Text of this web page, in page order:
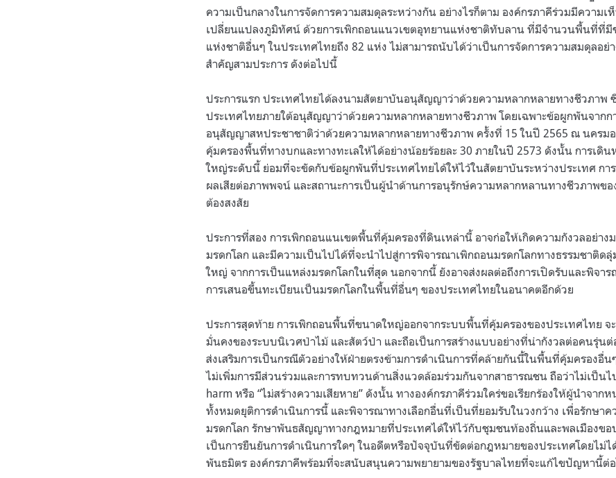
ความเป็นกลางในการจัดการความสมดุลระหว่างกัน อย่างไรก็ตาม องค์กรภาคีร่วมมีความเ
เปลี่ยนแปลงภูมิทัศน์ ด้วยการเพิกถอนแนวเขตอุทยานแห่งชาติทับลาน ที่มีจำนวนพื้นที่ที่
แห่งชาติอื่นๆ ในประเทศไทยถึง 82 แห่ง ไม่สามารถนับได้ว่าเป็นการจัดการความสมดุลอย่
สำคัญสามประการ ดังต่อไปนี้
ประการแรก ประเทศไทยได้ลงนามสัตยาบันอนุสัญญาว่าด้วยความหลากหลายทางชีวภาพ
ประเทศไทยภายใต้อนุสัญญาว่าด้วยความหลากหลายทางชีวภาพ โดยเฉพาะข้อผูกพันจากก
อนุสัญญาสหประชาชาติว่าด้วยความหลากหลายทางชีวภาพ ครั้งที่ 15 ในปี 2565 ณ นครม
คุ้มครองพื้นที่ทางบกและทางทะเลให้ได้อย่างน้อยร้อยละ 30 ภายในปี 2573 ดังนั้น การเดิ
ใหญ่ระดับนี้ ย่อมที่จะขัดกับข้อผูกพันที่ประเทศไทยได้ให้ไว้ในสัตยาบันระหว่างประเทศ กา
ผลเสียต่อภาพพจน์ และสถานะการเป็นผู้นำด้านการอนุรักษ์ความหลากหลานทางชีวภาพขอ
ต้องสงสัย
ประการที่สอง การเพิกถอนแนเขตพื้นที่คุ้มครองที่ดินเหล่านี้ อาจก่อให้เกิดความกังวลอย่าง
มรดกโลก และมีความเป็นไปได้ที่จะนำไปสู่การพิจารณาเพิกถอนมรดกโลกทางธรรมชาติด
ใหญ่ จากการเป็นแหล่งมรดกโลกในที่สุด นอกจากนี้ ยังอาจส่งผลต่อถึงการเปิดรับและพิจา
การเสนอขึ้นทะเบียนเป็นมรดกโลกในพื้นที่อื่นๆ ของประเทศไทยในอนาคตอีกด้วย
ประการสุดท้าย การเพิกถอนพื้นที่ขนาดใหญ่ออกจากระบบพื้นที่คุ้มครองของประเทศไทย จ
มั่นคงของระบบนิเวศป่าไม้ และสัตว์ป่า และถือเป็นการสร้างแบบอย่างที่น่ากังวลต่อคนรุ่นต่
ส่งเสริมการเป็นกรณีตัวอย่างให้ฝ่ายตรงข้ามการดำเนินการที่คล้ายกันนี้ในพื้นที่คุ้มครองอื่น
ไม่เพิ่มการมีส่วนร่วมและการทบทวนด้านสิ่งแวดล้อมร่วมกันจากสาธารณชน ถือว่าไม่เป็นไ
harm หรือ “ไม่สร้างความเสียหาย” ดังนั้น ทางองค์กรภาคีร่วมใคร่ขอเรียกร้องให้ผู้นำจาก
ทั้งหมดยุติการดำเนินการนี้ และพิจารณาทางเลือกอื่นที่เป็นที่ยอมรับในวงกว้าง เพื่อรักษา
มรดกโลก รักษาพันธสัญญาทางกฎหมายที่ประเทศได้ให้ไว้กับชุมชนท้องถิ่นและพลเมืองขอ
เป็นการยืนยันการดำเนินการใดๆ ในอดีตหรือปัจจุบันที่ขัดต่อกฎหมายของประเทศโดยไม่ไ
พันธมิตร องค์กรภาคีพร้อมที่จะสนับสนุนความพยายามของรัฐบาลไทยที่จะแก้ไขปัญหานี้ต่